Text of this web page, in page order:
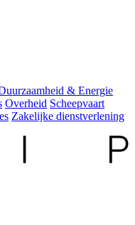
& Energie
Overheid Scheepvaart
Zakelijke dienstverlening